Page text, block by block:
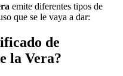
emite diferentes tipos de
que se le vaya a dar:
de
la Vera?